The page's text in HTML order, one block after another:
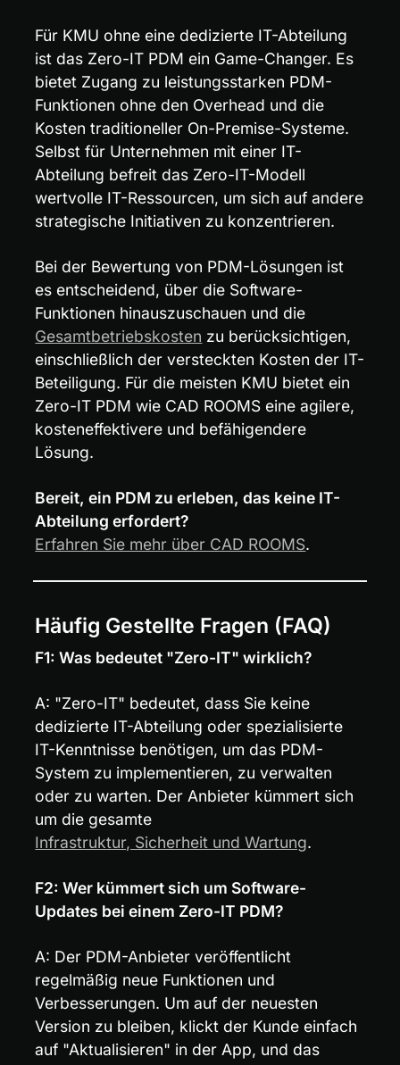
Für KMU ohne eine dedizierte IT-Abteilung
ist das Zero-IT PDM ein Game-Changer. Es
bietet Zugang zu leistungsstarken PDM-
Funktionen ohne den Overhead und die
Kosten traditioneller On-Premise-Systeme.
Selbst für Unternehmen mit einer IT-
Abteilung befreit das Zero-IT-Modell
wertvolle IT-Ressourcen, um sich auf andere
strategische Initiativen zu konzentrieren.
Bei der Bewertung von PDM-Lösungen ist
es entscheidend, über die Software-
Funktionen hinauszuschauen und die
Gesamtbetriebskosten zu berücksichtigen,
einschließlich der versteckten Kosten der IT-
Beteiligung. Für die meisten KMU bietet ein
Zero-IT PDM wie CAD ROOMS eine agilere,
kosteneffektivere und befähigendere
Lösung.
Bereit, ein PDM zu erleben, das keine IT-
Abteilung erfordert?
Erfahren Sie mehr über CAD ROOMS.
Häufig Gestellte Fragen (FAQ)
F1: Was bedeutet "Zero-IT" wirklich?
A: "Zero-IT" bedeutet, dass Sie keine
dedizierte IT-Abteilung oder spezialisierte
IT-Kenntnisse benötigen, um das PDM-
System zu implementieren, zu verwalten
oder zu warten. Der Anbieter kümmert sich
um die gesamte
Infrastruktur, Sicherheit und Wartung.
F2: Wer kümmert sich um Software-
Updates bei einem Zero-IT PDM?
A: Der PDM-Anbieter veröffentlicht
regelmäßig neue Funktionen und
Verbesserungen. Um auf der neuesten
Version zu bleiben, klickt der Kunde einfach
auf "Aktualisieren" in der App, und das